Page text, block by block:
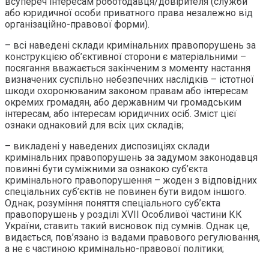
або юридичної особи приватного права незалежно від
організаційно-правової форми).
– всі наведені склади кримінальних правопорушень за
конструкцією об’єктивної сторони є матеріальними –
посягання вважається закінченим з моменту настання
визначених суспільно небезпечних наслідків – істотної
шкоди охоронюваним законом правам або інтересам
окремих громадян, або державним чи громадським
інтересам, або інтересам юридичних осіб. Зміст цієї
ознаки однаковий для всіх цих складів;
– викладені у наведених диспозиціях склади
кримінальних правопорушень за задумом законодавця
повинні бути суміжними за ознакою суб’єкта
кримінального правопорушення – жоден з відповідних
спеціальних суб’єктів не повинен бути видом іншого.
Однак, розуміння поняття спеціального суб’єкта
правопорушень у розділі XVII Особливої частини КК
України, ставить такий висновок під сумнів. Однак це,
видається, пов’язано із вадами правового регулювання,
а не є частиною кримінально-правової політики;